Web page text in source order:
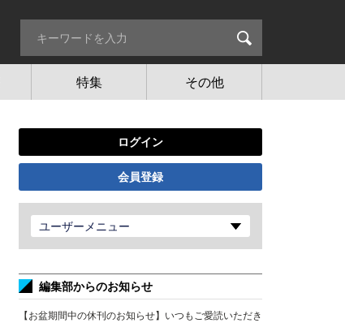
特集 その他
ログイン
会員登録
ユーザーメニュー
編集部からのお知らせ
【お盆期間中の休刊のお知らせ】いつもご愛読いただき